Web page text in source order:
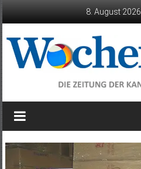
8. August 2026
Wochenblatt
die
der
Kanarischen